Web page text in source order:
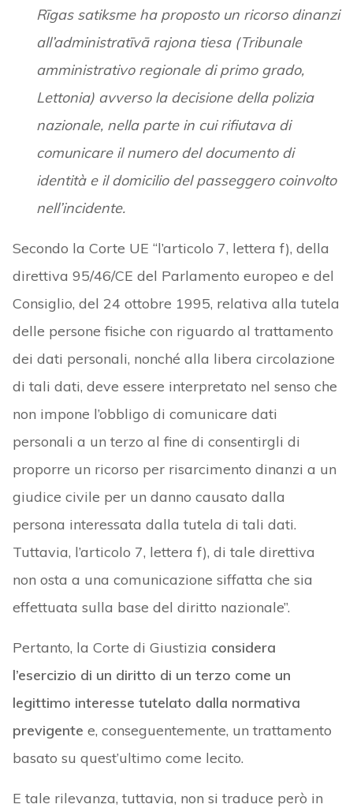
Rīgas satiksme ha proposto un ricorso dinanzi
all’administratīvā rajona tiesa (Tribunale
amministrativo regionale di primo grado,
Lettonia) avverso la decisione della polizia
nazionale, nella parte in cui rifiutava di
comunicare il numero del documento di
identità e il domicilio del passeggero coinvolto
nell’incidente.
Secondo la Corte UE “l’articolo 7, lettera f), della
direttiva 95/46/CE del Parlamento europeo e del
Consiglio, del 24 ottobre 1995, relativa alla tutela
delle persone fisiche con riguardo al trattamento
dei dati personali, nonché alla libera circolazione
di tali dati, deve essere interpretato nel senso che
non impone l’obbligo di comunicare dati
personali a un terzo al fine di consentirgli di
proporre un ricorso per risarcimento dinanzi a un
giudice civile per un danno causato dalla
persona interessata dalla tutela di tali dati.
Tuttavia, l’articolo 7, lettera f), di tale direttiva
non osta a una comunicazione siffatta che sia
effettuata sulla base del diritto nazionale”.
Pertanto, la Corte di Giustizia considera
l’esercizio di un diritto di un terzo come un
legittimo interesse tutelato dalla normativa
previgente e, conseguentemente, un trattamento
basato su quest’ultimo come lecito.
E tale rilevanza, tuttavia, non si traduce però in